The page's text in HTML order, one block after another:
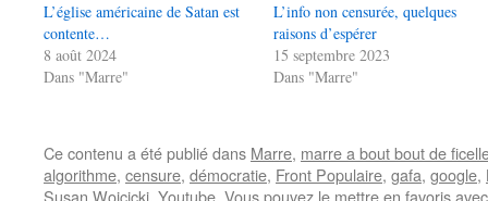
L’église américaine de Satan est
contente…
8 août 2024
Dans "Marre"
L’info non censurée, quelques
raisons d’espérer
15 septembre 2023
Dans "Marre"
Ce contenu a été publié dans Marre, marre a bout bout de
algorithme, censure, démocratie, Front Populaire, gafa, google,
Susan Wojcicki, Youtube. Vous pouvez le mettre en favoris